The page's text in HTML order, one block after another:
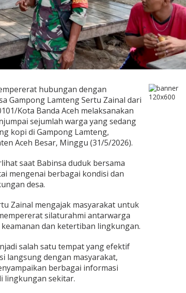
hubungan dengan
Gampong Lamteng Sertu Zainal dari
Kota Banda Aceh melaksanakan
sejumlah warga yang sedang
kopi di Gampong Lamteng,
Aceh Besar, Minggu (31/5/2026).
saat Babinsa duduk bersama
mengenai berbagai kondisi dan
desa.
Zainal mengajak masyarakat untuk
silaturahmi antarwarga
dan ketertiban lingkungan.
salah satu tempat yang efektif
langsung dengan masyarakat,
berbagai informasi
lingkungan sekitar.